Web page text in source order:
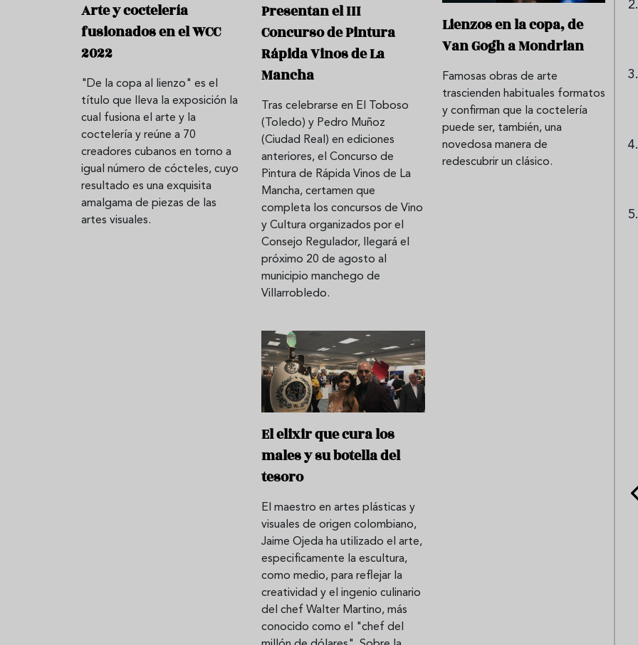
Arte y coctelería
fusionados en el WCC
2022
"De la copa al lienzo" es el
título que lleva la exposición la
cual fusiona el arte y la
coctelería y reúne a 70
creadores cubanos en torno a
igual número de cócteles, cuyo
resultado es una exquisita
amalgama de piezas de las
artes visuales.
Presentan el III
Concurso de Pintura
Rápida Vinos de La
Mancha
Tras celebrarse en El Toboso
(Toledo) y Pedro Muñoz
(Ciudad Real) en ediciones
anteriores, el Concurso de
Pintura de Rápida Vinos de La
Mancha, certamen que
completa los concursos de Vino
y Cultura organizados por el
Consejo Regulador, llegará el
próximo 20 de agosto al
municipio manchego de
Villarrobledo.
Lienzos en la copa, de
Van Gogh a Mondrian
Famosas obras de arte
trascienden habituales formatos
y confirman que la coctelería
puede ser, también, una
novedosa manera de
redescubrir un clásico.
El elixir que cura los
males y su botella del
tesoro
El maestro en artes plásticas y
visuales de origen colombiano,
Jaime Ojeda ha utilizado el arte,
especificamente la escultura,
como medio, para reflejar la
creatividad y el ingenio culinario
del chef Walter Martino, más
conocido como el "chef del